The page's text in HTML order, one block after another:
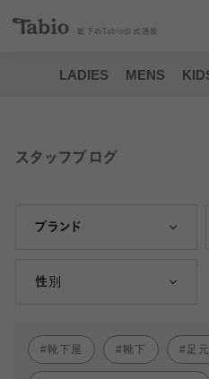
靴下の Tabio 公式通販
LADIES MENS
スタッフブログ
ブランド
性別
靴下屋 靴下 足